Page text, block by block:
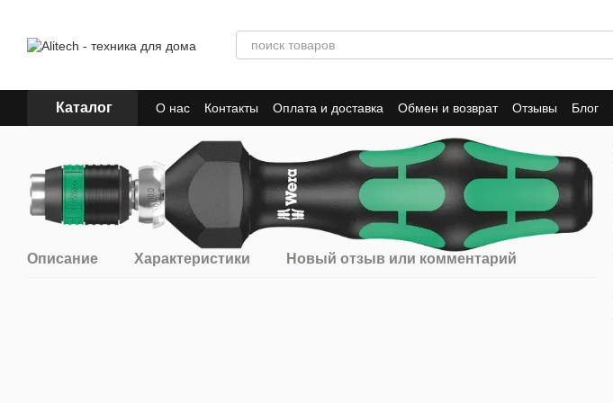
Каталог О нас Контакты Оплата и доставка Обмен и возврат Отзывы Блог
Описание Характеристики Новый отзыв или комментарий